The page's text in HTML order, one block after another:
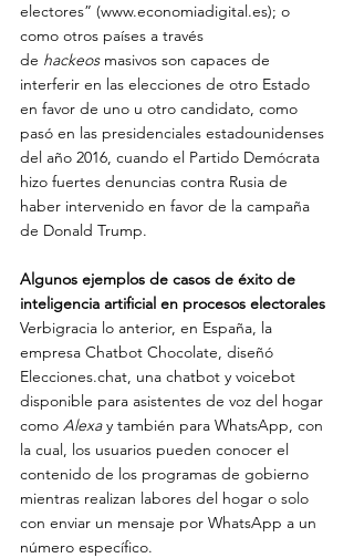
electores” (www.economiadigital.es); o
como otros países a través
de hackeos masivos son capaces de
interferir en las elecciones de otro Estado
en favor de uno u otro candidato, como
pasó en las presidenciales estadounidenses
del año 2016, cuando el Partido Demócrata
hizo fuertes denuncias contra Rusia de
haber intervenido en favor de la campaña
de Donald Trump.
Algunos ejemplos de casos de éxito de
inteligencia artificial en procesos electorales
Verbigracia lo anterior, en España, la
empresa Chatbot Chocolate, diseñó
Elecciones.chat, una chatbot y voicebot
disponible para asistentes de voz del hogar
como Alexa y también para WhatsApp, con
la cual, los usuarios pueden conocer el
contenido de los programas de gobierno
mientras realizan labores del hogar o solo
con enviar un mensaje por WhatsApp a un
número específico.